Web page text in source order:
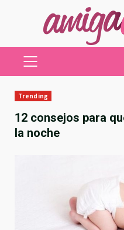
MENÚ
Trending
12 consejos para
la noche